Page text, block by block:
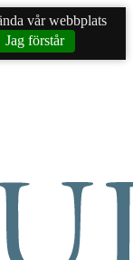
vår webbplats
Jag förstår